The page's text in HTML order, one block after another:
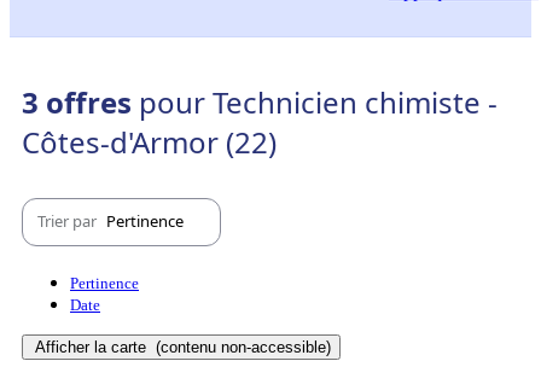
3 offres pour Technicien chimiste -
Côtes-d'Armor (22)
Trier par Pertinence
Pertinence
Date
Afficher la carte (contenu non-accessible)